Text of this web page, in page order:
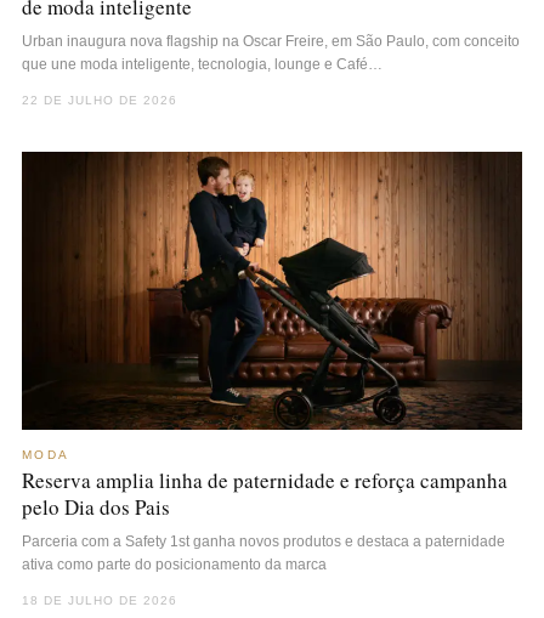
de moda inteligente
Urban inaugura nova flagship na Oscar Freire, em São Paulo, com conceito
que une moda inteligente, tecnologia, lounge e Café…
22 DE JULHO DE 2026
MODA
Reserva amplia linha de paternidade e reforça campanha
pelo Dia dos Pais
Parceria com a Safety 1st ganha novos produtos e destaca a paternidade
ativa como parte do posicionamento da marca
18 DE JULHO DE 2026